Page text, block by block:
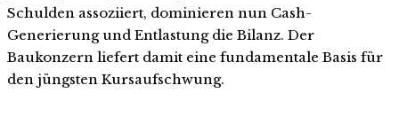
Schulden assoziiert, dominieren nun Cash-
Generierung und Entlastung die Bilanz. Der
Baukonzern liefert damit eine fundamentale Basis für
den jüngsten Kursaufschwung.